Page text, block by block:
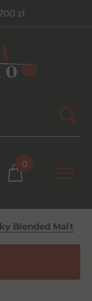
zł
0
Blended Malt